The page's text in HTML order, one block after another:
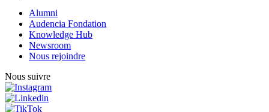
Alumni
Audencia Fondation
Knowledge Hub
Newsroom
Nous rejoindre
Nous suivre